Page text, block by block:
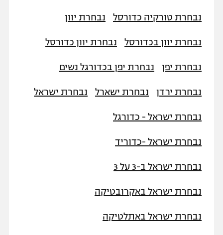
נבחרת טורקיה כדורסל נבחרת יוון
נבחרת יוון בכדורסל נבחרת יוון כדורסל
נבחרת יפן נבחרת יפן בכדורגל נשים
נבחרת ירדן נבחרת ישארל נבחרת ישראל
נבחרת ישראל - כדורגל
נבחרת ישראל -כדוריד
נבחרת ישראל ב-3 על 3
נבחרת ישראל באקרובטיקה
נבחרת ישראל באתלטיקה